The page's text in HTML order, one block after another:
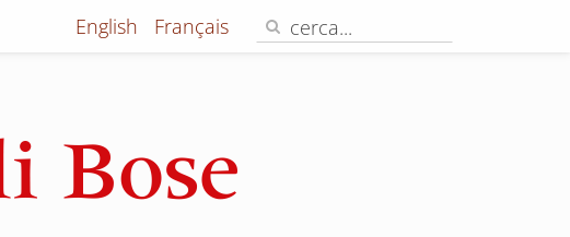
English Français